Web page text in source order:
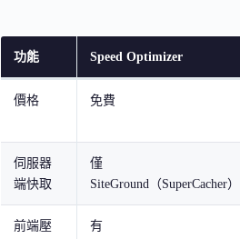
功能 Speed Optimizer
價格 免費
伺服器
端快取
僅
SiteGround（SuperCacher）
前端壓
有